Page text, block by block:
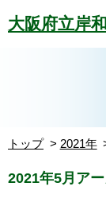
大阪府立岸
トップ 2021年
2021年5月ア